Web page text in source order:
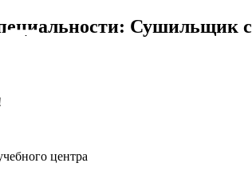
Сушильщик
центра